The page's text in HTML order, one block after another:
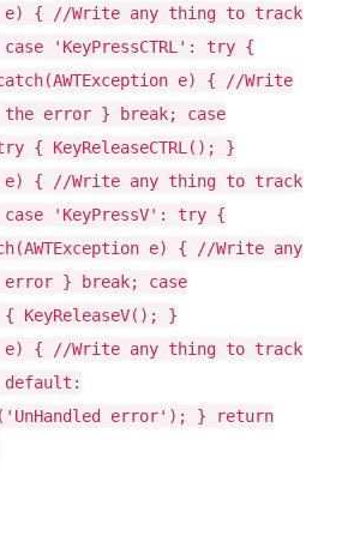
e) { //Write any thing to track
'KeyPressCTRL': try {
e) { //Write
error } break; case
{ KeyReleaseCTRL(); }
e) { //Write any thing to track
'KeyPressV': try {
e) { //Write any
} break; case
KeyReleaseV(); }
e) { //Write any thing to track
error'); } return